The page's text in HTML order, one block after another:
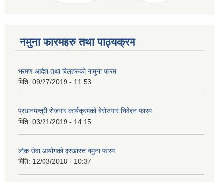
नमुना फारमहरु तथा पाठ्यक्रम
भ्रमण आदेश तथा बिलहरुको नामुना फारम
मिति: 09/27/2019 - 11:53
प्रधानमन्त्री रोजगार कार्यक्रमको बेरोजगार निवेदन फारम
मिति: 03/21/2019 - 14:15
लोक सेवा आयोगको दरखास्त नमुना फारम
मिति: 12/03/2018 - 10:37